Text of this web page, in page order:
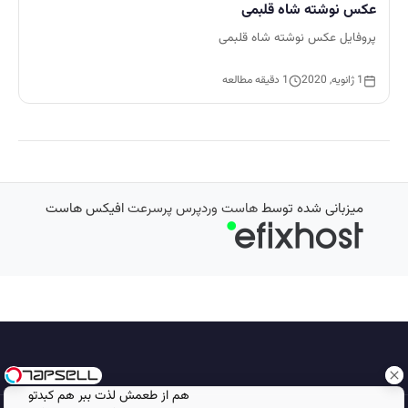
هم از طعمش لذت ببر هم کبدتو
عکس نوشته شاه قلبمی
پروفایل عکس نوشته شاه قلبمی
1 ژانویه, 2020 1 دقیقه مطالعه
میزبانی شده توسطهاست وردپرس پرسرعتافیکس هاست